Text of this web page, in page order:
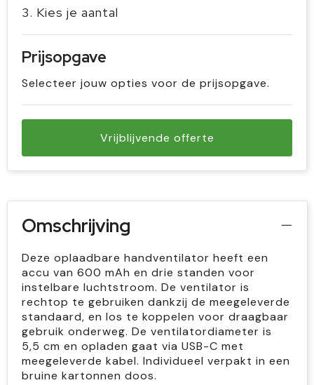
3. Kies je aantal
Prijsopgave
Selecteer jouw opties voor de prijsopgave.
Vrijblijvende offerte
Omschrijving
Deze oplaadbare handventilator heeft een
accu van 600 mAh en drie standen voor
instelbare luchtstroom. De ventilator is
rechtop te gebruiken dankzij de meegeleverde
standaard, en los te koppelen voor draagbaar
gebruik onderweg. De ventilatordiameter is
5,5 cm en opladen gaat via USB-C met
meegeleverde kabel. Individueel verpakt in een
bruine kartonnen doos.